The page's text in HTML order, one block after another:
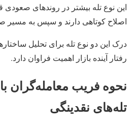
این نوع تله بیشتر در روندهای
اصلاح کوتاهی دارند و سپس به مسیر
درک این دو نوع تله برای تحلیل
رفتار آینده بازار اهمیت فراوان دارد.
نحوه فریب معامله‌گران با
تله‌های نقدینگی